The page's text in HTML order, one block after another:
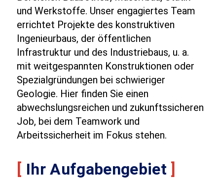
und Werkstoffe. Unser engagiertes Team
errichtet Projekte des konstruktiven
Ingenieurbaus, der öffentlichen
Infrastruktur und des Industriebaus, u. a.
mit weitgespannten Konstruktionen oder
Spezialgründungen bei schwieriger
Geologie. Hier finden Sie einen
abwechslungsreichen und zukunftssicheren
Job, bei dem Teamwork und
Arbeitssicherheit im Fokus stehen.
[ Ihr Aufgabengebiet ]